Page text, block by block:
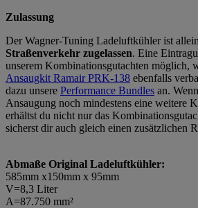
Zulassung
Der Wagner-Tuning Ladeluftkühler ist
Straßenverkehr zugelassen. Eine
unserem Kombinationsgutachten möglich,
Ansaugkit Ramair PRK-138 ebenfalls
dazu unsere Performance Bundles an.
Ansaugung noch mindestens eine weitere
erhältst du nicht nur das
sicherst dir auch gleich einen zusätzlichen
Abmaße Original Ladeluftkühler:
585mm x150mm x 95mm
V=8,3 Liter
A=87.750 mm²